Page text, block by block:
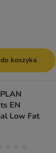
koszyka
EN
Low Fat